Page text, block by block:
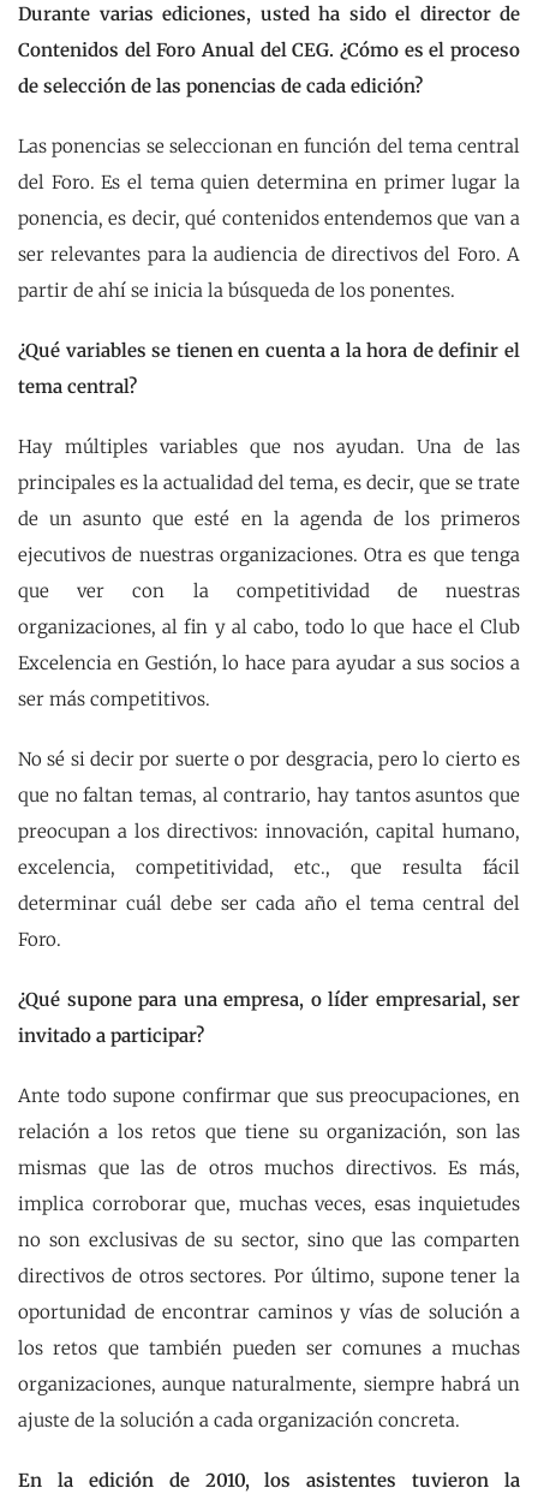
Durante varias ediciones, usted ha sido el director de
Contenidos del Foro Anual del CEG. ¿Cómo es el proceso
de selección de las ponencias de cada edición?
Las ponencias se seleccionan en función del tema central
del Foro. Es el tema quien determina en primer lugar la
ponencia, es decir, qué contenidos entendemos que van a
ser relevantes para la audiencia de directivos del Foro. A
partir de ahí se inicia la búsqueda de los ponentes.
¿Qué variables se tienen en cuenta a la hora de definir el
tema central?
Hay múltiples variables que nos ayudan. Una de las
principales es la actualidad del tema, es decir, que se trate
de un asunto que esté en la agenda de los primeros
ejecutivos de nuestras organizaciones. Otra es que tenga
que ver con la competitividad de nuestras
organizaciones, al fin y al cabo, todo lo que hace el Club
Excelencia en Gestión, lo hace para ayudar a sus socios a
ser más competitivos.
No sé si decir por suerte o por desgracia, pero lo cierto es
que no faltan temas, al contrario, hay tantos asuntos que
preocupan a los directivos: innovación, capital humano,
excelencia, competitividad, etc., que resulta fácil
determinar cuál debe ser cada año el tema central del
Foro.
¿Qué supone para una empresa, o líder empresarial, ser
invitado a participar?
Ante todo supone confirmar que sus preocupaciones, en
relación a los retos que tiene su organización, son las
mismas que las de otros muchos directivos. Es más,
implica corroborar que, muchas veces, esas inquietudes
no son exclusivas de su sector, sino que las comparten
directivos de otros sectores. Por último, supone tener la
oportunidad de encontrar caminos y vías de solución a
los retos que también pueden ser comunes a muchas
organizaciones, aunque naturalmente, siempre habrá un
ajuste de la solución a cada organización concreta.
En la edición de 2010, los asistentes tuvieron la